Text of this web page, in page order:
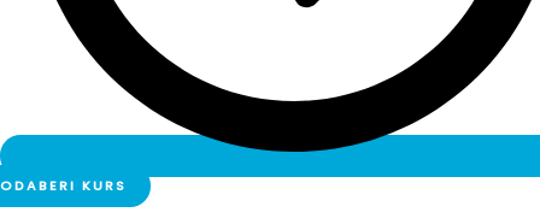
ODABERI KURS